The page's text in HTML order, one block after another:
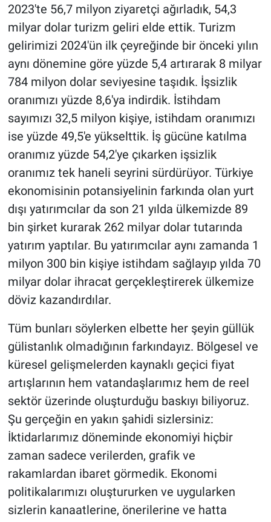
2023'te 56,7 milyon ziyaretçi ağırladık, 54,3
milyar dolar turizm geliri elde ettik. Turizm
gelirimizi 2024'ün ilk çeyreğinde bir önceki yılın
aynı dönemine göre yüzde 5,4 artırarak 8 milyar
784 milyon dolar seviyesine taşıdık. İşsizlik
oranımızı yüzde 8,6'ya indirdik. İstihdam
sayımızı 32,5 milyon kişiye, istihdam oranımızı
ise yüzde 49,5'e yükselttik. İş gücüne katılma
oranımız yüzde 54,2'ye çıkarken işsizlik
oranımız tek haneli seyrini sürdürüyor. Türkiye
ekonomisinin potansiyelinin farkında olan yurt
dışı yatırımcılar da son 21 yılda ülkemizde 89
bin şirket kurarak 262 milyar dolar tutarında
yatırım yaptılar. Bu yatırımcılar aynı zamanda 1
milyon 300 bin kişiye istihdam sağlayıp yılda 70
milyar dolar ihracat gerçekleştirerek ülkemize
döviz kazandırdılar.
Tüm bunları söylerken elbette her şeyin güllük
gülistanlık olmadığının farkındayız. Bölgesel ve
küresel gelişmelerden kaynaklı geçici fiyat
artışlarının hem vatandaşlarımız hem de reel
sektör üzerinde oluşturduğu baskıyı biliyoruz.
Şu gerçeğin en yakın şahidi sizlersiniz:
İktidarlarımız döneminde ekonomiyi hiçbir
zaman sadece verilerden, grafik ve
rakamlardan ibaret görmedik. Ekonomi
politikalarımızı oluştururken ve uygularken
sizlerin kanaatlerine, önerilerine ve hatta